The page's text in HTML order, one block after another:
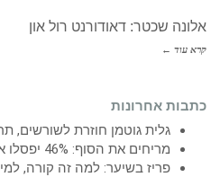
אלונה שכטר: דאודורנט רול און
קרא עוד ←
כתבות אחרונות
גלית גוטמן חוזרת לשורשים,
מריחים את הסוף: 46% יפסלו אתכם על חולצה מיוזעת
פריז בשיער: למה זה קורה,